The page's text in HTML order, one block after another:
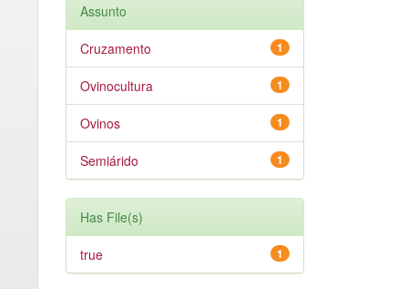
Assunto
1
Cruzamento
1
Ovinocultura
1
Ovinos
1
Semiárido
Has File(s)
1
true